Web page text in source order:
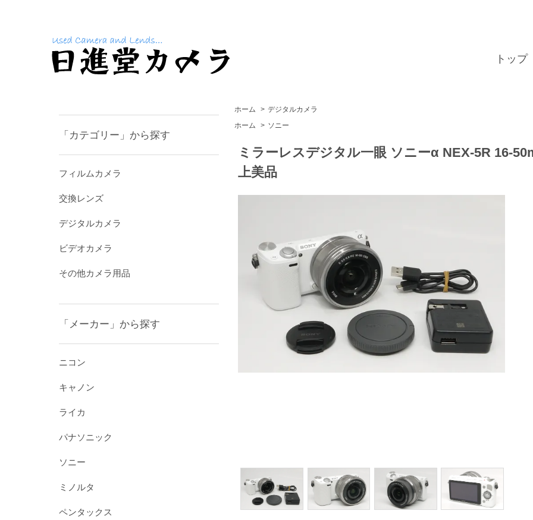
トップ
ホーム > デジタルカメラ
ホーム
> ソニー
ミラーレスデジタル一眼 ソニーα NEX-5R 16-
上美品
「カテゴリー」から探す
フィルムカメラ
交換レンズ
デジタルカメラ
ビデオカメラ
その他カメラ用品
「メーカー」から探す
ニコン
キャノン
ライカ
パナソニック
ソニー
ミノルタ
ペンタックス